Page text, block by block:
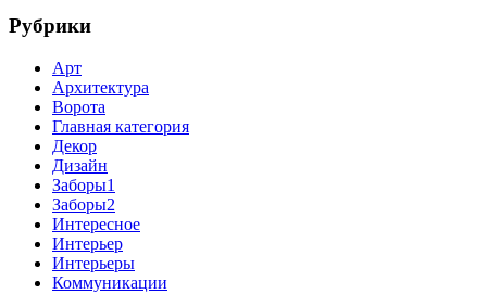
Рубрики
Арт
Архитектура
Ворота
Главная категория
Декор
Дизайн
Заборы1
Заборы2
Интересное
Интерьер
Интерьеры
Коммуникации